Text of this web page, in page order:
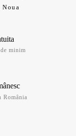
Noua
minim
România